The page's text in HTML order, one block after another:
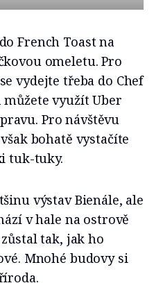
French Toast na
omeletu. Pro
vydejte třeba do Chef
využít Uber
Pro návštěvu
bohatě vystačíte
tuk-tuky.
výstav Bienále, ale
v hale na ostrově
tak, jak ho
Mnohé budovy si